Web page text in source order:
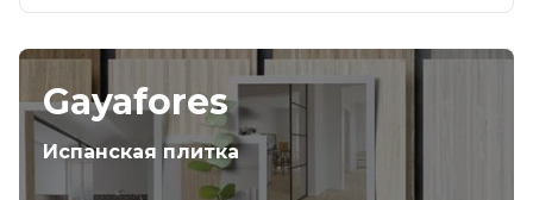
Gayafores
Испанская плитка